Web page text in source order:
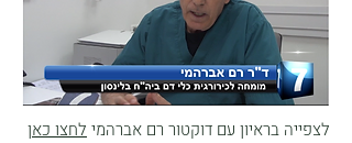
לצפייה בראיון עם דוקטור רם אברהמי לחצו כאן